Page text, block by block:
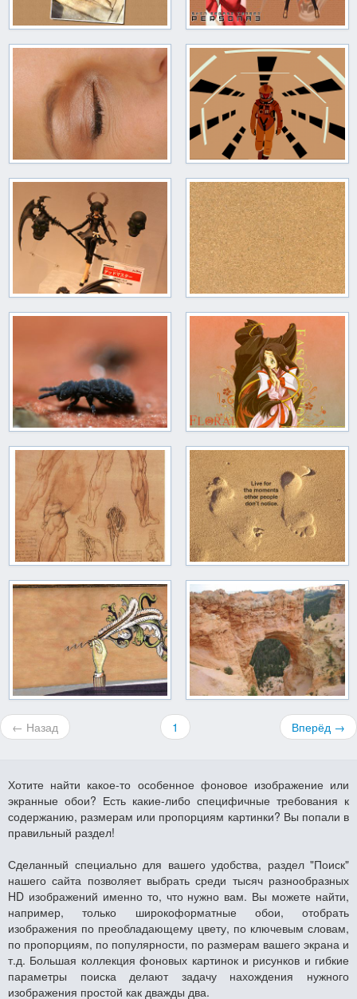
← Назад 1 Вперёд →
Хотите найти какое-то особенное фоновое изображение или
экранные обои? Есть какие-либо специфичные требования к
содержанию, размерам или пропорциям картинки? Вы попали в
правильный раздел!
Сделанный специально для вашего удобства, раздел "Поиск"
нашего сайта позволяет выбрать среди тысяч разнообразных
HD изображений именно то, что нужно вам. Вы можете найти,
например, только широкоформатные обои, отобрать
изображения по преобладающему цвету, по ключевым словам,
по пропорциям, по популярности, по размерам вашего экрана и
т.д. Большая коллекция фоновых картинок и рисунков и гибкие
параметры поиска делают задачу нахождения нужного
изображения простой как дважды два.